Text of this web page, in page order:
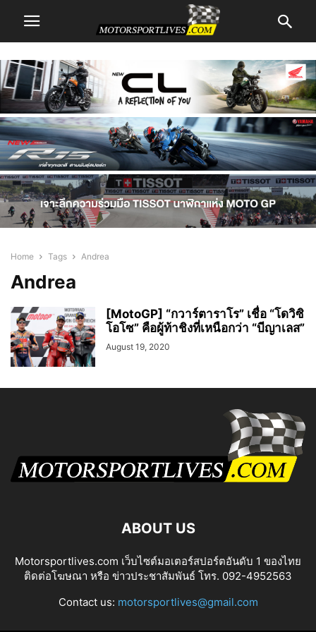
Home Tags Andrea
Andrea
[MotoGP] “กวาร์ตาราโร” เชื่อ “โดวิซิ
โอโซ” คือผู้ท้าชิงที่เหนือกว่า “บีญาเลส”
August 19, 2020
ABOUT US
Motorsportlives.com เว็บไซต์มอเตอร์สปอร์ตอันดับ 1 ของไทย
ติดต่อโฆษณา หรือ ข่าวประชาสัมพันธ์ โทร. 092-4952563
Contact us: motorsportlives@gmail.com